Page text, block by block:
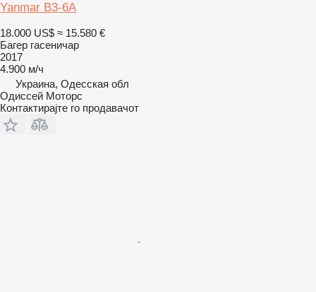
Yanmar B3-6A
18.000 US$ ≈ 15.580 €
Багер гасеничар
2017
4.900 м/ч
Украина, Одесская обл
Одиссей Моторс
Контактирајте го продавачот